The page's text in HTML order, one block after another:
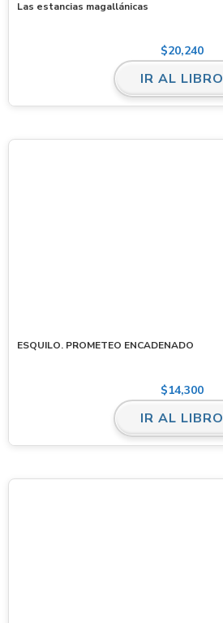
Las estancias magallánicas
$20,240
IR AL LIBRO
ESQUILO. PROMETEO ENCADENADO
$14,300
IR AL LIBRO